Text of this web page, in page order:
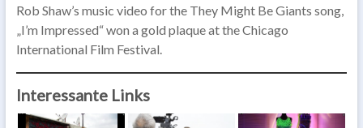
Rob Shaw’s music video for the They Might Be Giants song,
„I’m Impressed“ won a gold plaque at the Chicago
International Film Festival.
Interessante Links